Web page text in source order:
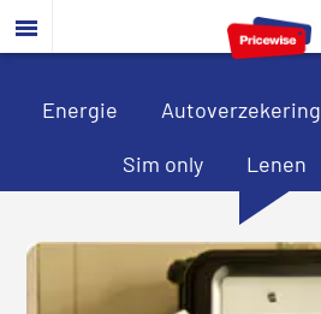
Door
naar
hoofd
Spring
naar
eerste
Spring
naar
voettekst
Energie Autoverzekering
Sim only Lenen